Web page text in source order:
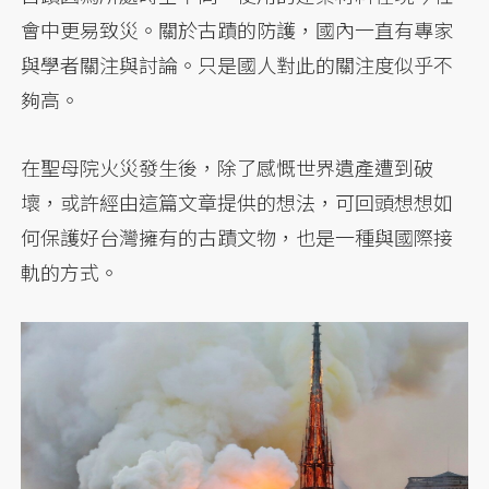
會中更易致災。關於古蹟的防護，國內一直有專家
與學者關注與討論。只是國人對此的關注度似乎不
夠高。
在聖母院火災發生後，除了感慨世界遺產遭到破
壞，或許經由這篇文章提供的想法，可回頭想想如
何保護好台灣擁有的古蹟文物，也是一種與國際接
軌的方式。